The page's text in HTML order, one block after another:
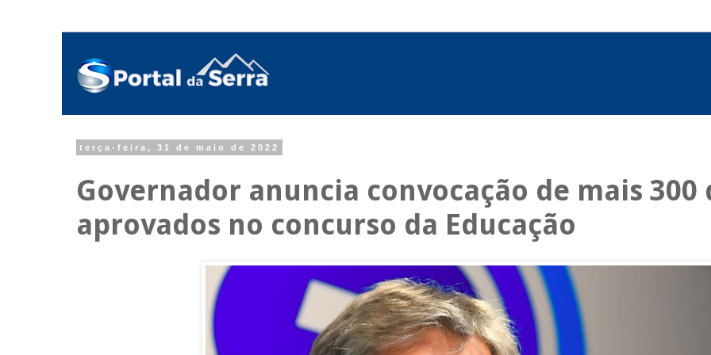
terça-feira, 31 de maio de 2022
Governador anuncia convocação de mais 300
aprovados no concurso da Educação